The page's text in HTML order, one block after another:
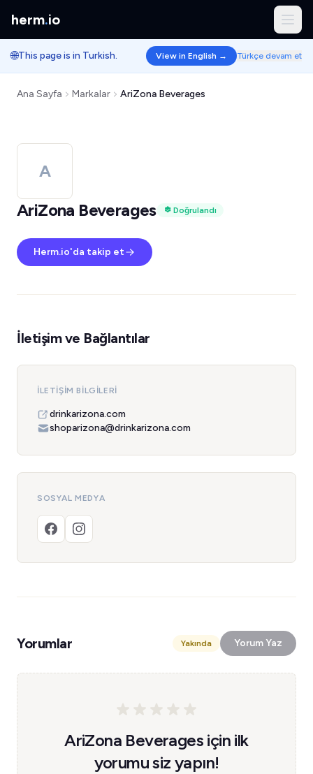
herm.io
🌐This page is in Turkish. View in English → Türkçe devam et
Ana Sayfa Markalar AriZona Beverages
A
AriZona Beverages
Doğrulandı
Herm.io'da takip et
İletişim ve Bağlantılar
İLETIŞIM BILGILERI
drinkarizona.com
shoparizona@drinkarizona.com
SOSYAL MEDYA
Yorumlar Yakında Yorum Yaz
AriZona Beverages için ilk
yorumu siz yapın!